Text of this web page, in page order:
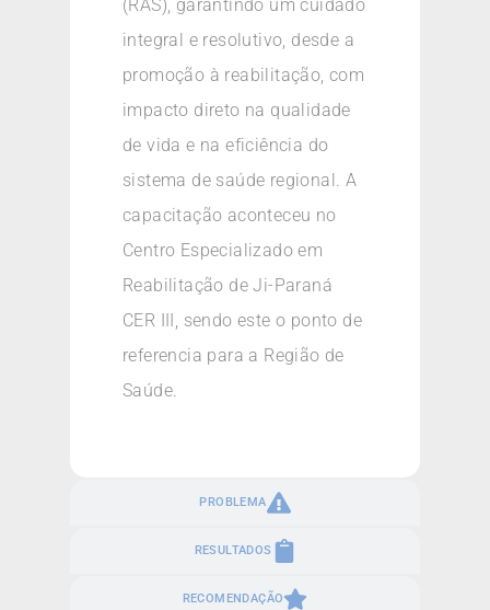
PROBLEMA
RESULTADOS
RECOMENDAÇÃO
(RAS), garantindo um cuidado
integral e resolutivo, desde a
promoção à reabilitação, com
impacto direto na qualidade
de vida e na eficiência do
sistema de saúde regional. A
capacitação aconteceu no
Centro Especializado em
Reabilitação de Ji-Paraná
CER III, sendo este o ponto de
referencia para a Região de
Saúde.